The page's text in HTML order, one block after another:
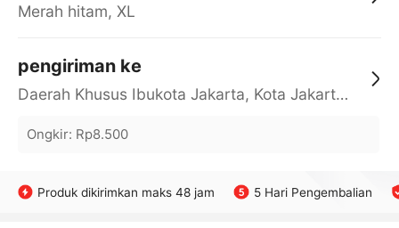
Merah hitam, XL
pengiriman ke
Daerah Khusus Ibukota Jakarta, Kota Jakarta Barat, Cengkareng, yy
Ongkir: Rp8.500
Produk dikirimkan maks 48 jam 5 Hari Pengembalian